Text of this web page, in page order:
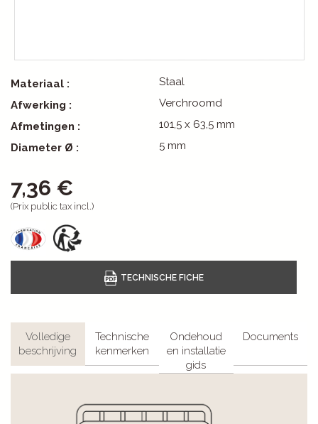
Materiaal :
Staal
Afwerking :
Verchroomd
Afmetingen :
101,5 x 63,5 mm
Diameter Ø :
5 mm
7,36 €
(Prix public tax incl.)
Volledige
beschrijving
Technische
kenmerken
Ondehoud
en installatie
gids
Documents